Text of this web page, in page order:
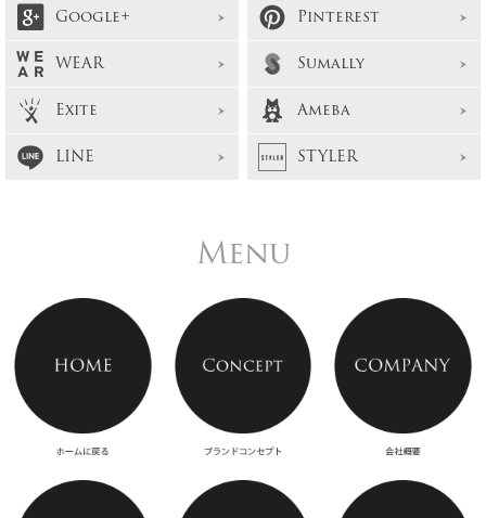
Google+
Pinterest
WEAR
Sumally
Exite
Ameba
LINE
STYLER
Menu